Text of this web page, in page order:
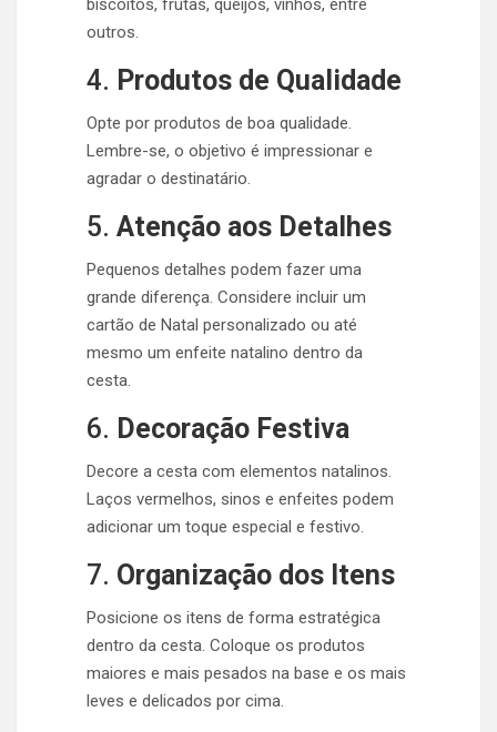
biscoitos, frutas, queijos, vinhos, entre
outros.
4. Produtos de Qualidade
Opte por produtos de boa qualidade.
Lembre-se, o objetivo é impressionar e
agradar o destinatário.
5. Atenção aos Detalhes
Pequenos detalhes podem fazer uma
grande diferença. Considere incluir um
cartão de Natal personalizado ou até
mesmo um enfeite natalino dentro da
cesta.
6. Decoração Festiva
Decore a cesta com elementos natalinos.
Laços vermelhos, sinos e enfeites podem
adicionar um toque especial e festivo.
7. Organização dos Itens
Posicione os itens de forma estratégica
dentro da cesta. Coloque os produtos
maiores e mais pesados na base e os mais
leves e delicados por cima.